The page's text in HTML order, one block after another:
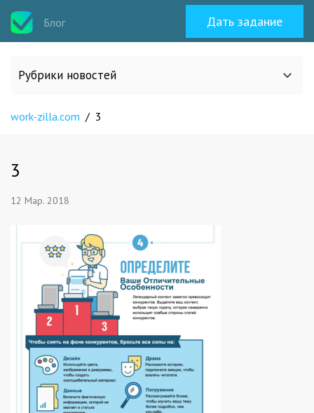
Блог Дать задание
Рубрики новостей
Все статьи
Кейсы
Новости сервиса
Исполнителям
Заказчикам
Полезное
work-zilla.com / 3
3
12 Мар. 2018